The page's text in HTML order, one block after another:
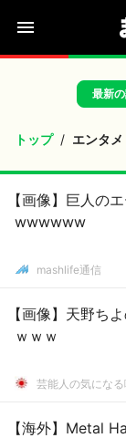
最新
トップ エンタメ
【画像】巨人の
wwwwww
mashlife通信
【画像】天野ち
ｗｗｗ
芸能人の気にな
【海外】Metal